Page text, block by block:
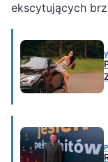
ekscytujących